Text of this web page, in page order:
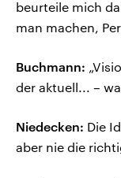
beurteile mich
man machen,
Buchmann:
der aktuell... –
Niedecken: Die
aber nie die